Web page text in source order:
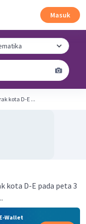
Masuk
kota D-E ...
kota D-E pada peta 3
Wallet